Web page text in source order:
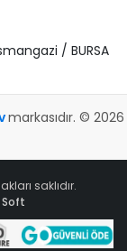
| 1998-09-01
2005-04-01 /
(2A/C) | 1.1
| 1998-08-01 /
/ BURSA
markasıdır. © 2026
saklıdır.